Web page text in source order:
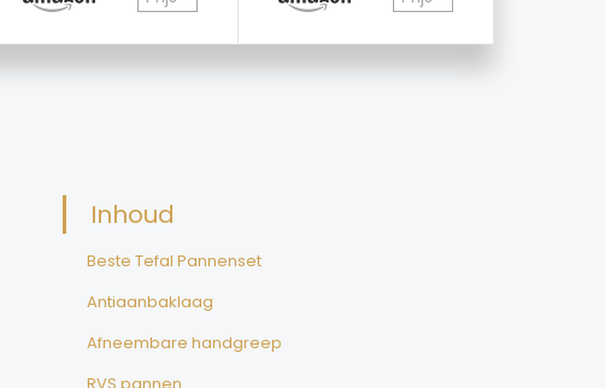
Inhoud
Beste Tefal Pannenset
Antiaanbaklaag
Afneembare handgreep